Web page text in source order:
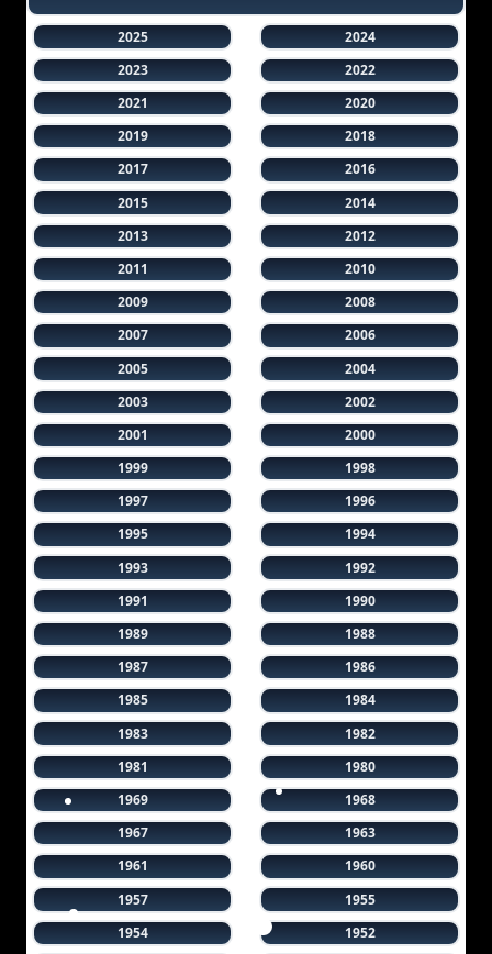
2025
2024
2023
2022
2021
2020
2019
2018
2017
2016
2015
2014
2013
2012
2011
2010
2009
2008
2007
2006
2005
2004
2003
2002
2001
2000
1999
1998
1997
1996
1995
1994
1993
1992
1991
1990
1989
1988
1987
1986
1985
1984
1983
1982
1981
1980
1969
1968
1967
1963
1961
1960
1957
1955
1954
1952